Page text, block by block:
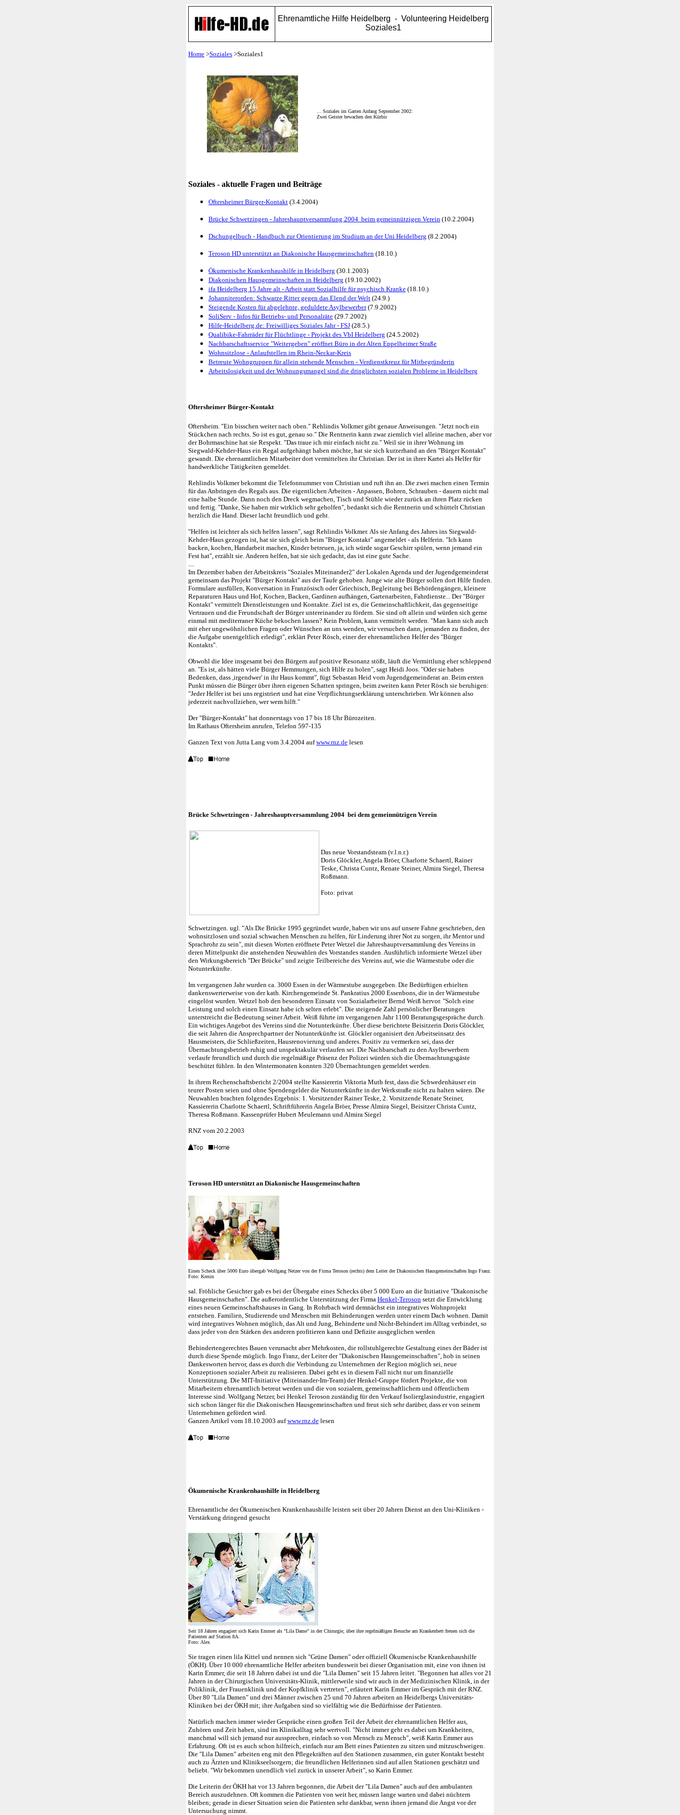
Ehrenamtliche Hilfe Heidelberg - Volunteering Heidelberg
Soziales1
Home >Soziales >Soziales1
... Soziales im Garten Anfang September 2002:
Zwei Geister bewachen den Kürbis
Soziales - aktuelle Fragen und Beiträge
Oftersheimer Bürger-Kontakt (3.4.2004)
Brücke Schwetzingen - Jahreshauptversammlung 2004 beim gemeinnützigen Verein (10.2.2004)
Dschungelbuch - Handbuch zur Orientierung im Studium an der Uni Heidelberg (8.2.2004)
Teroson HD unterstützt an Diakonische Hausgemeinschaften (18.10.)
Ökumenische Krankenhaushilfe in Heidelberg (30.1.2003)
Diakonischen Hausgemeinschaften in Heidelberg (19.10.2002)
ifa Heidelberg 15 Jahre alt - Arbeit statt Sozialhilfe für psychisch Kranke (18.10.)
Johanniterorden: Schwarze Ritter gegen das Elend der Welt (24.9.)
Steigende Kosten für abgelehnte, geduldete Asylbewerber(7.9.2002)
SoliServ - Infos für Betriebs- und Personalräte (29.7.2002)
Hilfe-Heidelberg.de: Freiwilliges Soziales Jahr - FSJ (28.5.)
Qualibike-Fahrräder für Flüchtlinge - Projekt des VbI Heidelberg (24.5.2002)
Nachbarschaftsservice "Weitergeben" eröffnet Büro in der Alten Eppelheimer Straße
Wohnsitzlose - Anlaufstellen im Rhein-Neckar-Kreis
Betreute Wohngruppen für allein stehende Menschen - Verdienstkreuz für Mitbegründerin
Arbeitslosigkeit und der Wohnungsmangel sind die dringlichsten sozialen Probleme in Heidelberg
Oftersheimer Bürger-Kontakt
Oftersheim. "Ein bisschen weiter nach oben." Rehlindis Volkmer gibt genaue Anweisungen. "Jetzt noch ein
Stückchen nach rechts. So ist es gut, genau so." Die Rentnerin kann zwar ziemlich viel alleine machen, aber vor
der Bohrmaschine hat sie Respekt. "Das traue ich mir einfach nicht zu." Weil sie in ihrer Wohnung im
Siegwald-Kehder-Haus ein Regal aufgehängt haben möchte, hat sie sich kurzerhand an den "Bürger Kontakt"
gewandt. Die ehrenamtlichen Mitarbeiter dort vermittelten ihr Christian. Der ist in ihrer Kartei als Helfer für
handwerkliche Tätigkeiten gemeldet.
Rehlindis Volkmer bekommt die Telefonnummer von Christian und ruft ihn an. Die zwei machen einen Termin
für das Anbringen des Regals aus. Die eigentlichen Arbeiten - Anpassen, Bohren, Schrauben - dauern nicht mal
eine halbe Stunde. Dann noch den Dreck wegmachen, Tisch und Stühle wieder zurück an ihren Platz rücken
und fertig. "Danke, Sie haben mir wirklich sehr geholfen", bedankt sich die Rentnerin und schüttelt Christian
herzlich die Hand. Dieser lacht freundlich und geht.
"Helfen ist leichter als sich helfen lassen", sagt Rehlindis Volkmer. Als sie Anfang des Jahres ins Siegwald-
Kehder-Haus gezogen ist, hat sie sich gleich beim "Bürger Kontakt" angemeldet - als Helferin. "Ich kann
backen, kochen, Handarbeit machen, Kinder betreuen, ja, ich würde sogar Geschirr spülen, wenn jemand ein
Fest hat", erzählt sie. Anderen helfen, hat sie sich gedacht, das ist eine gute Sache.
Im Dezember haben der Arbeitskreis "Soziales Miteinander2" der Lokalen Agenda und der Jugendgemeinderat
gemeinsam das Projekt "Bürger Kontakt" aus der Taufe gehoben. Junge wie alte Bürger sollen dort Hilfe finden.
Formulare ausfüllen, Konversation in Französisch oder Griechisch, Begleitung bei Behördengängen, kleinere
Reparaturen Haus und Hof, Kochen, Backen, Gardinen aufhängen, Gartenarbeiten, Fahrdienste... Der "Bürger
Kontakt" vermittelt Dienstleistungen und Kontakte. Ziel ist es, die Gemeinschaftlichkeit, das gegenseitige
Vertrauen und die Freundschaft der Bürger untereinander zu fördern. Sie sind oft allein und würden sich gerne
einmal mit mediterraner Küche bekochen lassen? Kein Problem, kann vermittelt werden. "Man kann sich auch
mit eher ungewöhnlichen Fragen oder Wünschen an uns wenden, wir versuchen dann, jemanden zu finden, der
die Aufgabe unentgeltlich erledigt", erklärt Peter Rösch, einer der ehrenamtlichen Helfer des "Bürger
Kontakts".
Obwohl die Idee insgesamt bei den Bürgern auf positive Resonanz stößt, läuft die Vermittlung eher schleppend
an. "Es ist, als hätten viele Bürger Hemmungen, sich Hilfe zu holen", sagt Heidi Joos. "Oder sie haben
Bedenken, dass ,irgendwer' in ihr Haus kommt", fügt Sebastan Heid vom Jugendgemeinderat an. Beim ersten
Punkt müssen die Bürger über ihren eigenen Schatten springen, beim zweiten kann Peter Rösch sie beruhigen:
"Jeder Helfer ist bei uns registriert und hat eine Verpflichtungserklärung unterschrieben. Wir können also
jederzeit nachvollziehen, wer wem hilft."
Der "Bürger-Kontakt" hat donnerstags von 17 bis 18 Uhr Bürozeiten.
Im Rathaus Oftersheim anrufen, Telefon 597-135
Ganzen Text von Jutta Lang vom 3.4.2004 aufwww.rnz.de lesen
Brücke Schwetzingen - Jahreshauptversammlung 2004 bei dem gemeinnützigen Verein
Das neue Vorstandsteam (v.l.n.r.)
Doris Glöckler, Angela Bröer, Charlotte Schaertl, Rainer
Teske, Christa Cuntz, Renate Steiner, Almira Siegel, Theresa
Roßmann.
Foto: privat
Schwetzingen. ugl. "Als Die Brücke 1995 gegründet wurde, haben wir uns auf unsere Fahne geschrieben, den
wohnsitzlosen und sozial schwachen Menschen zu helfen, für Linderung ihrer Not zu sorgen, ihr Mentor und
Sprachrohr zu sein", mit diesen Worten eröffnete Peter Wetzel die Jahreshauptversammlung des Vereins in
deren Mittelpunkt die anstehenden Neuwahlen des Vorstandes standen. Ausführlich informierte Wetzel über
den Wirkungsbereich "Der Brücke" und zeigte Teilbereiche des Vereins auf, wie die Wärmestube oder die
Notunterkünfte.
Im vergangenen Jahr wurden ca. 3000 Essen in der Wärmestube ausgegeben. Die Bedürftigen erhielten
dankenswerterweise von der kath. Kirchengemeinde St. Pankratius 2000 Essenbons, die in der Wärmestube
eingelöst wurden. Wetzel hob den besonderen Einsatz von Sozialarbeiter Bernd Weiß hervor. "Solch eine
Leistung und solch einen Einsatz habe ich selten erlebt". Die steigende Zahl persönlicher Beratungen
unterstreicht die Bedeutung seiner Arbeit. Weiß führte im vergangenen Jahr 1100 Beratungsgespräche durch.
Ein wichtiges Angebot des Vereins sind die Notunterkünfte. Über diese berichtete Beisitzerin Doris Glöckler,
die seit Jahren die Ansprechpartner der Notunterkünfte ist. Glöckler organisiert den Arbeitseinsatz des
Hausmeisters, die Schließzeiten, Hausrenovierung und anderes. Positiv zu vermerken sei, dass der
Übernachtungsbetrieb ruhig und unspektakulär verlaufen sei. Die Nachbarschaft zu den Asylbewerbern
verlaufe freundlich und durch die regelmäßige Präsenz der Polizei würden sich die Übernachtungsgäste
beschützt fühlen. In den Wintermonaten konnten 320 Übernachtungen gemeldet werden.
In ihrem Rechenschaftsbericht 2/2004 stellte Kassiererin Viktoria Muth fest, dass die Schwedenhäuser ein
teurer Posten seien und ohne Spendengelder die Notunterkünfte in der Werkstraße nicht zu halten wären. Die
Neuwahlen brachten folgendes Ergebnis: 1. Vorsitzender Rainer Teske, 2. Vorsitzende Renate Steiner,
Kassiererin Charlotte Schaertl, Schriftführerin Angela Bröer, Presse Almira Siegel, Beisitzer Christa Cuntz,
Theresa Roßmann. Kassenprüfer Hubert Meulemann und Almira Siegel
RNZ vom 20.2.2003
Teroson HD unterstützt an Diakonische Hausgemeinschaften
Einen Scheck über 5000 Euro übergab Wolfgang Netzer von der Firma Teroson (rechts) dem Leiter der Diakonischen Hausgemeinschaften Ingo Franz.
Foto: Kresin
sal. Fröhliche Gesichter gab es bei der Übergabe eines Schecks über 5 000 Euro an die Initiative "Diakonische
Hausgemeinschaften". Die außerordentliche Unterstützung der Firma Henkel-Teroson setzt die Entwicklung
eines neuen Gemeinschaftshauses in Gang. In Rohrbach wird demnächst ein integratives Wohnprojekt
entstehen. Familien, Studierende und Menschen mit Behinderungen werden unter einem Dach wohnen. Damit
wird integratives Wohnen möglich, das Alt und Jung, Behinderte und Nicht-Behindert im Alltag verbindet, so
dass jeder von den Stärken des anderen profitieren kann und Defizite ausgeglichen werden
Behindertengerechtes Bauen verursacht aber Mehrkosten, die rollstuhlgerechte Gestaltung eines der Bäder ist
durch diese Spende möglich. Ingo Franz, der Leiter der "Diakonischen Hausgemeinschaften", hob in seinen
Dankesworten hervor, dass es durch die Verbindung zu Unternehmen der Region möglich sei, neue
Konzeptionen sozialer Arbeit zu realisieren. Dabei geht es in diesem Fall nicht nur um finanzielle
Unterstützung. Die MIT-Initiative (Miteinander-Im-Team) der Henkel-Gruppe fördert Projekte, die von
Mitarbeitern ehrenamtlich betreut werden und die von sozialem, gemeinschaftlichem und öffentlichem
Interesse sind. Wolfgang Netzer, bei Henkel Teroson zuständig für den Verkauf Isolierglasindustrie, engagiert
sich schon länger für die Diakonischen Hausgemeinschaften und freut sich sehr darüber, dass er von seinem
Unternehmen gefördert wird.
Ganzen Artikel vom 18.10.2003 aufwww.rnz.de lesen
Ökumenische Krankenhaushilfe in Heidelberg
Ehrenamtliche der Ökumenischen Krankenhaushilfe leisten seit über 20 Jahren Dienst an den Uni-Kliniken -
Verstärkung dringend gesucht
Seit 18 Jahren engagiert sich Karin Emmer als "Lila Dame" in der Chirurgie; über ihre regelmäßigen Besuche am Krankenbett freuen sich die
Patienten auf Station 8A.
Foto: Alex
Sie tragen einen lila Kittel und nennen sich "Grüne Damen" oder offiziell Ökumenische Krankenhaushilfe
(ÖKH). Über 10 000 ehrenamtliche Helfer arbeiten bundesweit bei dieser Organisation mit, eine von ihnen ist
Karin Emmer, die seit 18 Jahren dabei ist und die "Lila Damen" seit 15 Jahren leitet. "Begonnen hat alles vor 21
Jahren in der Chirurgischen Universitäts-Klinik, mittlerweile sind wir auch in der Medizinischen Klinik, in der
Poliklinik, der Frauenklinik und der Kopfklinik vertreten", erläutert Karin Emmer im Gespräch mit der RNZ.
Über 80 "Lila Damen" und drei Männer zwischen 25 und 70 Jahren arbeiten an Heidelbergs Universitäts-
Kliniken bei der ÖKH mit; ihre Aufgaben sind so vielfältig wie die Bedürfnisse der Patienten.
Natürlich machen immer wieder Gespräche einen großen Teil der Arbeit der ehrenamtlichen Helfer aus,
Zuhören und Zeit haben, sind im Klinikalltag sehr wertvoll. "Nicht immer geht es dabei um Krankheiten,
manchmal will sich jemand nur aussprechen, einfach so von Mensch zu Mensch", weiß Karin Emmer aus
Erfahrung. Oft ist es auch schon hilfreich, einfach nur am Bett eines Patienten zu sitzen und mitzuschweigen.
Die "Lila Damen" arbeiten eng mit den Pflegekräften auf den Stationen zusammen, ein guter Kontakt besteht
auch zu Ärzten und Klinikseelsorgern; die freundlichen Helferinnen sind auf allen Stationen geschätzt und
beliebt. "Wir bekommen unendlich viel zurück in unserer Arbeit", so Karin Emmer.
Die Leiterin der ÖKH hat vor 13 Jahren begonnen, die Arbeit der "Lila Damen" auch auf den ambulanten
Bereich auszudehnen. Oft kommen die Patienten von weit her, müssen lange warten und dabei nüchtern
bleiben; gerade in dieser Situation seien die Patienten sehr dankbar, wenn ihnen jemand die Angst vor der
Untersuchung nimmt.